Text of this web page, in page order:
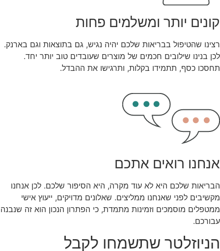
קונים יותר ומשלמים פחות
רצינו שהטיפול בבריאות שלכם יהיה נגיש, גם בתוצאות וגם בארנק.
לכן בנינו שילובים חכמים של מוצרים שעובדים טוב יותר יחד.
תחסכו כסף, תתמידו בקלות, ותרגישו את ההבדל.
אנחנו רואים אתכם
הבריאות שלכם היא לא עוד מקרה, היא הסיפור שלכם. לכן אנחנו
מקשיבים לפני שאנחנו ממליצים. שאלונים מדויקים, ייעוץ אישי
ממטפלים מוסמכים וזמינות מתמדת, כי הפתרון הנכון הוא זה שנבנה
עבורכם.
הניוזלטר שתשמחו לקבל